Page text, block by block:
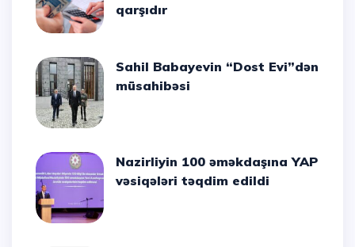
qarşıdır
Sahil Babayevin “Dost Evi”dən
müsahibəsi
Nazirliyin 100 əməkdaşına YAP
vəsiqələri təqdim edildi